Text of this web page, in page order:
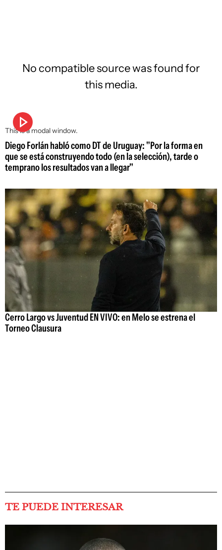
This is a modal window.
No compatible source was found for
this media.
Diego Forlán habló como DT de Uruguay: "Por la forma en
que se está construyendo todo (en la selección), tarde o
temprano los resultados van a llegar"
Cerro Largo vs Juventud EN VIVO: en Melo se estrena el
Torneo Clausura
TE PUEDE INTERESAR